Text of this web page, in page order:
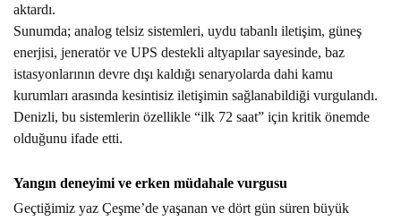
aktardı.
Sunumda; analog telsiz sistemleri, uydu tabanlı iletişim, güneş
enerjisi, jeneratör ve UPS destekli altyapılar sayesinde, baz
istasyonlarının devre dışı kaldığı senaryolarda dahi kamu
kurumları arasında kesintisiz iletişimin sağlanabildiği vurgulandı.
Denizli, bu sistemlerin özellikle “ilk 72 saat” için kritik önemde
olduğunu ifade etti.
Yangın deneyimi ve erken müdahale vurgusu
Geçtiğimiz yaz Çeşme’de yaşanan ve dört gün süren büyük